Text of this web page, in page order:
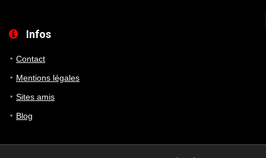
Infos
Contact
Mentions légales
Sites amis
Blog